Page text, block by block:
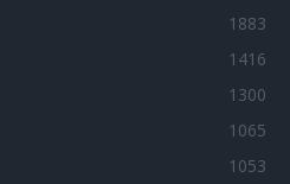
1883
1416
1300
1065
1053